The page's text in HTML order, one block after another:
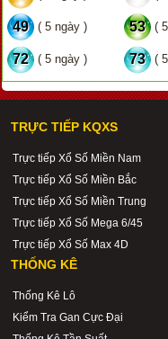
49 ( 5 ngày ) 53 (
72 ( 5 ngày ) 73 (
TRỰC TIẾP KQXS
Trực tiếp Xổ Số Miền Nam
Trực tiếp Xổ Số Miền Bắc
Trực tiếp Xổ Số Miền Trung
Trực tiếp Xổ Số Mega 6/45
Trực tiếp Xổ Số Max 4D
THỐNG KÊ
Thống Kê Lô
Kiểm Tra Gan Cực Đại